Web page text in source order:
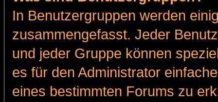
In Benutzergruppen werden
zusammengefasst. Jeder
und jeder Gruppe können
es für den Administrator
eines bestimmten Forums zu